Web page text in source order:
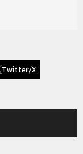
Twitter/X